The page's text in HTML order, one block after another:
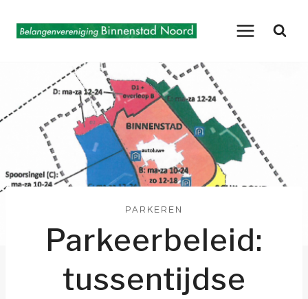
naar
PARKEREN
Parkeerbeleid:
tussentijdse